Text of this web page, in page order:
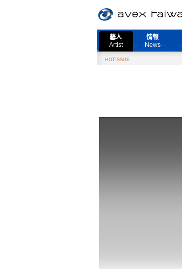
藝人
Artist
情報
News
HOTISSUE